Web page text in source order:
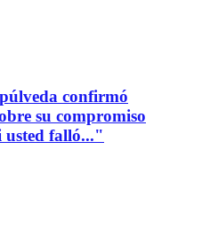
confirmó
su compromiso
falló..."